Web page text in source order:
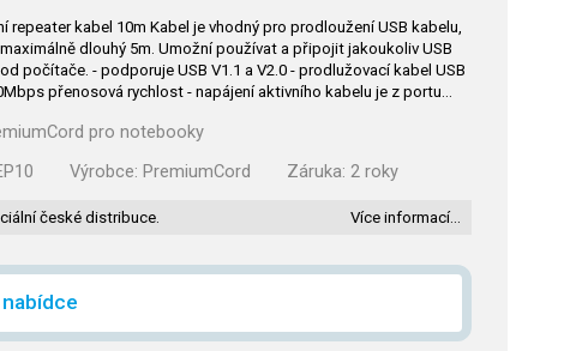
repeater kabel 10m Kabel je vhodný pro prodloužení USB kabelu,
dlouhý 5m. Umožní používat a připojit jakoukoliv USB
počítače. - podporuje USB V1.1 a V2.0 - prodlužovací kabel USB
přenosová rychlost - napájení aktivního kabelu je z portu…
pro notebooky
Výrobce: PremiumCord Záruka: 2 roky
české distribuce. Více informací…